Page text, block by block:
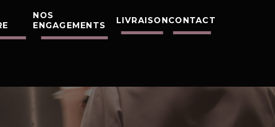
NOS
ENGAGEMENTS
LIVRAISONCONTACT